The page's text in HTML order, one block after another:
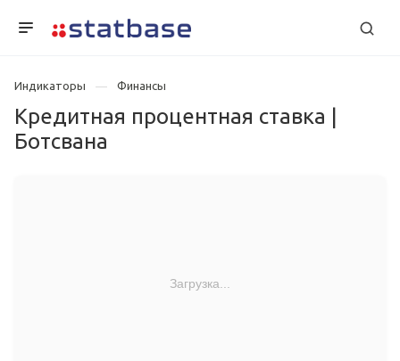
Индикаторы Финансы
Кредитная процентная ставка |
Ботсвана
Загрузка...